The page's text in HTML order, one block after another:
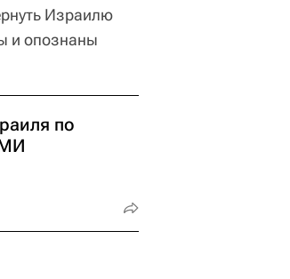
Израилю
и опознаны
по